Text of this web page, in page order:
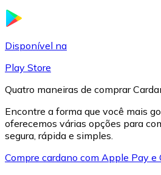
Disponível na
Play Store
Quatro maneiras de comprar
Encontre a forma que você mais
oferecemos várias opções para
segura, rápida e simples.
Compre cardano com Apple Pay e